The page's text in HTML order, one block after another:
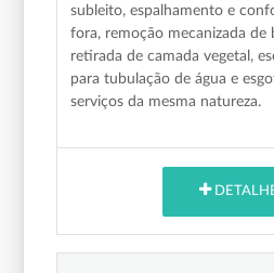
subleito, espalhamento e
fora, remoção mecanizada de
retirada de camada vegetal,
para tubulação de água e
serviços da mesma natureza.